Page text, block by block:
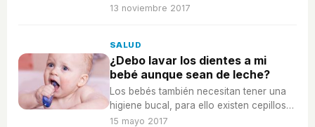
deben ser extraídos para evitar que se
13 noviembre 2017
SALUD
¿Debo lavar los dientes a mi
bebé aunque sean de leche?
Los bebés también necesitan tener una
higiene bucal, para ello existen cepillos
especiales para sus dientes, así
15 mayo 2017